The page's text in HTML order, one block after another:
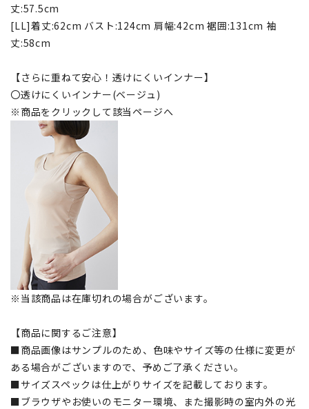
丈:57.5cm
[LL]着丈:62cm バスト:124cm 肩幅:42cm 裾囲:131cm 袖
丈:58cm
【さらに重ねて安心！透けにくいインナー】
〇透けにくいインナー(ベージュ)
※商品をクリックして該当ページへ
※当該商品は在庫切れの場合がございます。
【商品に関するご注意】
■商品画像はサンプルのため、色味やサイズ等の仕様に変更が
ある場合がございますので、予めご了承ください。
■サイズスペックは仕上がりサイズを記載しております。
■ブラウザやお使いのモニター環境、また撮影時の室内外の光